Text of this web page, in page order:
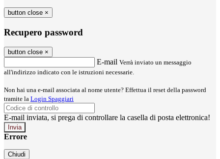
button close ×
Recupero password
button close ×
E-mail Verrà inviato un messaggio
all'indirizzo indicato con le istruzioni necessarie.
Non hai una e-mail associata al nome utente? Effettua il reset della password
tramite la Login Spaggiari
E-mail inviata, si prega di controllare la casella di posta elettronica!
Errore
Chiudi